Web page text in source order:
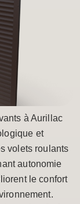
à Aurillac
et
volets roulants
autonomie
le confort